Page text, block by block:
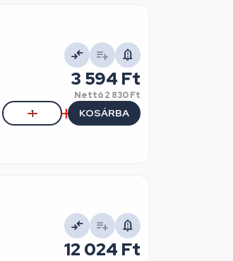
3 594 Ft
Nettó2 830 Ft
KOSÁRBA
12 024 Ft